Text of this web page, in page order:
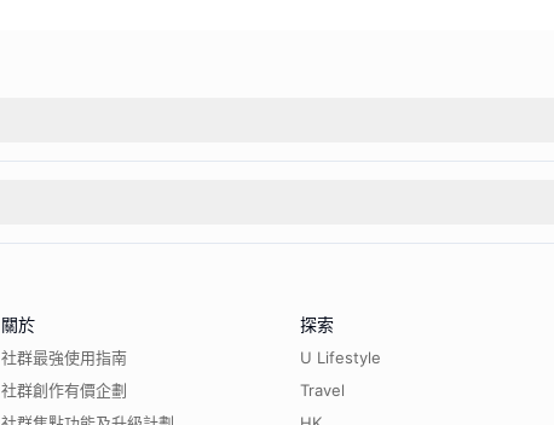
關於
社群最強使用指南
社群創作有價企劃
探索
U Lifestyle
Travel